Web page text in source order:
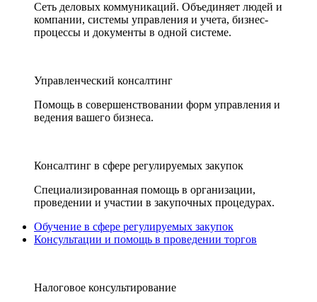
Сеть деловых коммуникаций. Объединяет людей и
компании, системы управления и учета, бизнес-
процессы и документы в одной системе.
Управленческий консалтинг
Помощь в совершенствовании форм управления и
ведения вашего бизнеса.
Консалтинг в сфере регулируемых закупок
Специализированная помощь в организации,
проведении и участии в закупочных процедурах.
Обучение в сфере регулируемых закупок
Консультации и помощь в проведении торгов
Налоговое консультирование